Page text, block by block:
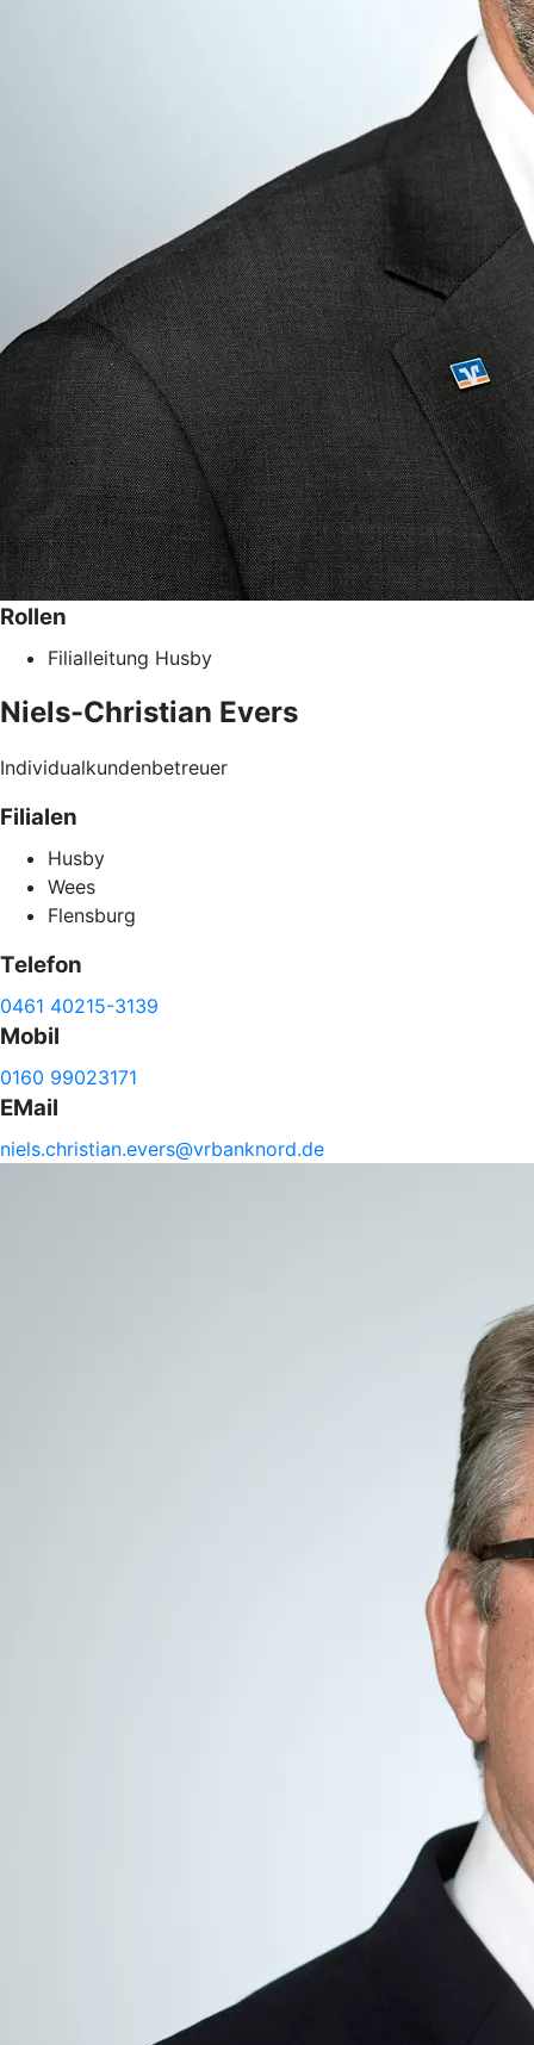
Rollen
Filialleitung Husby
Niels-Christian Evers
Individualkundenbetreuer
Filialen
Husby
Wees
Flensburg
Telefon
0461 40215-3139
Mobil
0160 99023171
EMail
niels.christian.evers@vrbanknord.de